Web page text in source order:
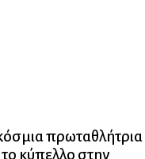
πρωταθλήτρια
κύπελλο στην